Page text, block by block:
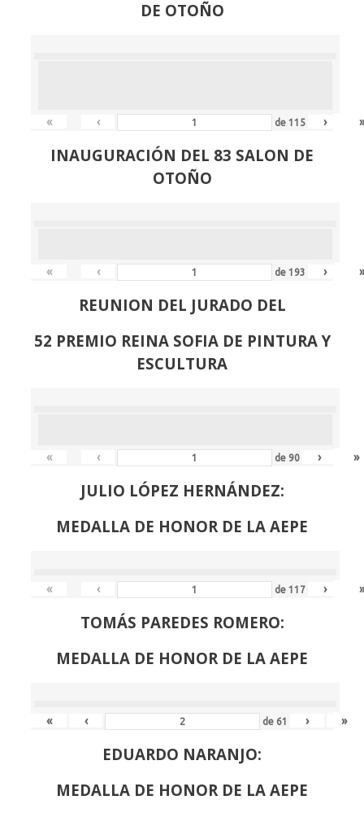
DE OTOÑO
« ‹ de115 ›
INAUGURACIÓN DEL 83 SALON DE
OTOÑO
« ‹ de193 ›
REUNION DEL JURADO DEL
52 PREMIO REINA SOFIA DE PINTURA Y
ESCULTURA
« ‹ de 90 › »
JULIO LÓPEZ HERNÁNDEZ:
MEDALLA DE HONOR DE LA AEPE
« ‹ de117 ›
TOMÁS PAREDES ROMERO:
MEDALLA DE HONOR DE LA AEPE
« ‹ de 61 › »
EDUARDO NARANJO:
MEDALLA DE HONOR DE LA AEPE